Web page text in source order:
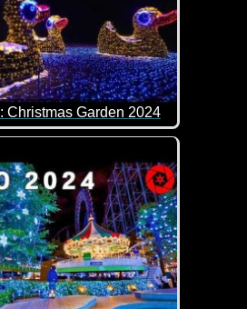
Christmas Garden 2024
auf der Insel Mainau.